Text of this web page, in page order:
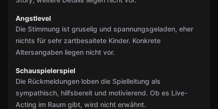
Angstlevel
Die Stimmung ist gruselig und spannungsgeladen, eher
nichts für sehr zartbesaitete Kinder. Konkrete
Altersangaben liegen nicht vor.
Schauspielerspiel
Die Rückmeldungen loben die Spielleitung als
sympathisch, hilfsbereit und motivierend. Ob es Live-
Acting im Raum gibt, wird nicht erwähnt.